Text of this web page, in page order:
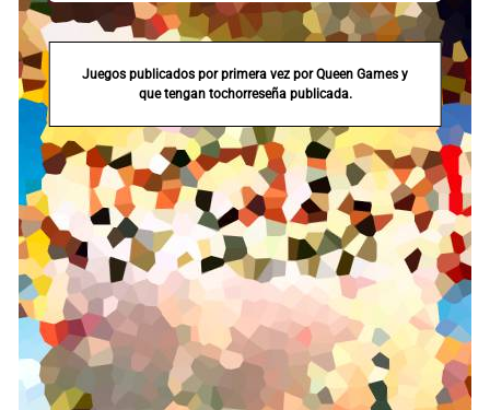
Juegos publicados por primera vez por Queen Games y
que tengan tochorreseña publicada.